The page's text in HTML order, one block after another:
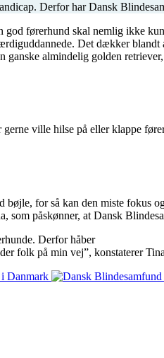
Derfor har Dansk
førerhund skal nemlig ikke
Det dækker
almindelig golden
ville hilse på eller klappe
for så kan den miste fokus
påskønner, at Dansk
Derfor håber
folk på min vej”, konstaterer